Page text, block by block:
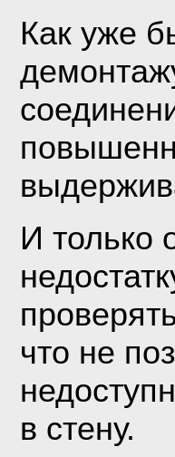
Как уже
И только
что не
в стену.